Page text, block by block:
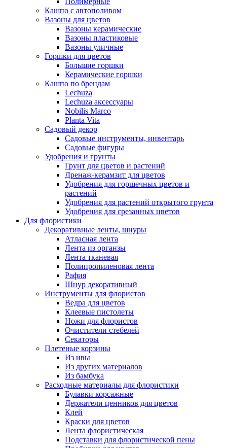
Кашпо с автополивом
Вазоны для цветов
Вазоны керамические
Вазоны пластиковые
Вазоны уличные
Горшки для цветов
Большие горшки
Керамические горшки
Кашпо по брендам
Lechuza
Lechuza аксессуары
Nobilis Marco
Planta Vita
Садовый декор
Садовые инструменты, инвентарь
Садовые фигуры
Удобрения и грунты
Грунт для цветов и растений
Дренаж-керамзит для цветов
Удобрения для горшечных цветов и
растений
Удобрения для растений открытого грунта
Удобрения для срезанных цветов
Для флористики
Декоративные ленты, шнуры
Атласная лента
Лента из органзы
Лента тканевая
Полипропиленовая лента
Рафия
Шнур декоративный
Инструменты для флористов
Ведра для цветов
Клеевые пистолеты
Ножи для флористов
Очистители стебелей
Секаторы
Плетеные корзины
Из ивы
Из других материалов
Из бамбука
Расходные материалы для флористики
Булавки корсажные
Держатели ценников для цветов
Клей
Краски для цветов
Лента флористическая
Подставки для флористической пены